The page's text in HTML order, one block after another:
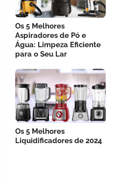
Os 5 Melhores
Aspiradores de Pó e
Água: Limpeza Eficiente
para o Seu Lar
Os 5 Melhores
Liquidificadores de 2024